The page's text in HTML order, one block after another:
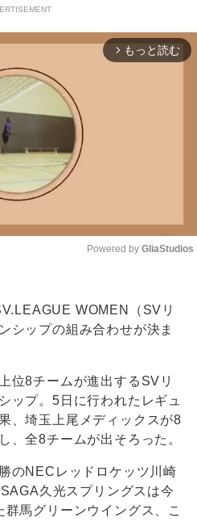
arrow_forward_ios もっと読む
Powered by GliaStudios
WOMEN（SVリ
シップの組み合わせが決ま
位8チームが進出するSVリ
ップ。5日に行われたレギュ
、埼玉上尾メディックスが8
、全8チームが出そろった。
のNECレッドロケッツ川崎
久光スプリングスは今
馬グリーンウイングス、こ